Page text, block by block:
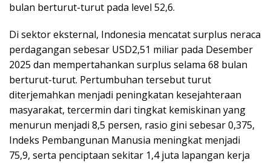
bulan berturut-turut pada level 52,6.
Di sektor eksternal, Indonesia mencatat surplus neraca
perdagangan sebesar USD2,51 miliar pada Desember
2025 dan mempertahankan surplus selama 68 bulan
berturut-turut. Pertumbuhan tersebut turut
diterjemahkan menjadi peningkatan kesejahteraan
masyarakat, tercermin dari tingkat kemiskinan yang
menurun menjadi 8,5 persen, rasio gini sebesar 0,375,
Indeks Pembangunan Manusia meningkat menjadi
75,9, serta penciptaan sekitar 1,4 juta lapangan kerja